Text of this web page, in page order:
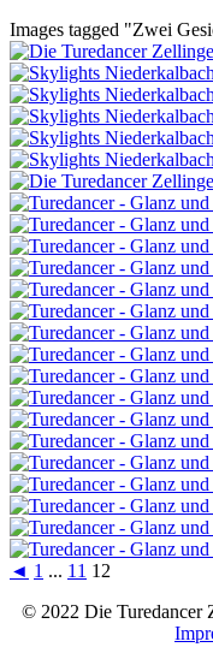
Images tagged "Zwei
◄ 1 ... 11 12
© 2022 Die Turedancer